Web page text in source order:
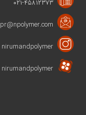
۰۲۱-۴۵۸۱۲۳۷۳
pr@npolymer.com
nirumandpolymer
nirumandpolymer